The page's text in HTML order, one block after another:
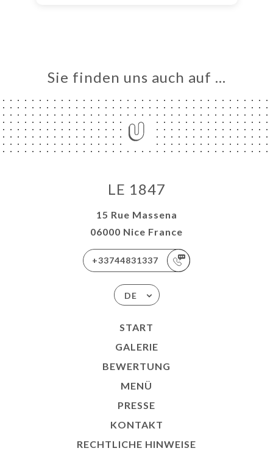
Sie finden uns auch auf …
LE 1847
15 Rue Massena
06000 Nice France
+33744831337
DE
START
GALERIE
BEWERTUNG
MENÜ
PRESSE
KONTAKT
RECHTLICHE HINWEISE